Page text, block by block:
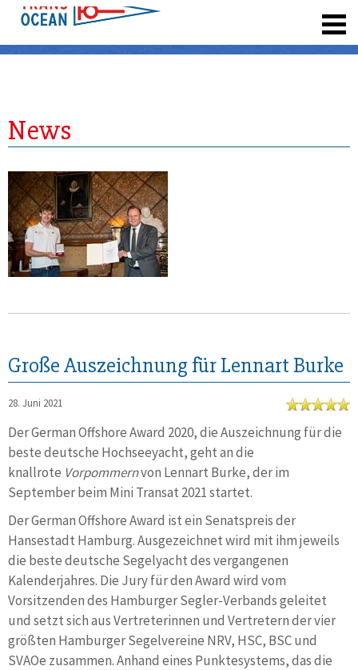
News
Große Auszeichnung für Lennart Burke
28. Juni 2021
Der German Offshore Award 2020, die Auszeichnung für die
beste deutsche Hochseeyacht, geht an die
knallrote Vorpommernvon Lennart Burke, der im
September beim Mini Transat 2021 startet.
Der German Offshore Award ist ein Senatspreis der
Hansestadt Hamburg. Ausgezeichnet wird mit ihm jeweils
die beste deutsche Segelyacht des vergangenen
Kalenderjahres. Die Jury für den Award wird vom
Vorsitzenden des Hamburger Segler-Verbands geleitet
und setzt sich aus Vertreterinnen und Vertretern der vier
größten Hamburger Segelvereine NRV, HSC, BSC und
SVAOe zusammen. Anhand eines Punktesystems, das die